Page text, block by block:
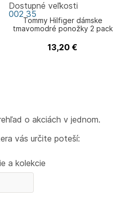
Tommy Hilfiger dámske
tmavomodré ponožky 2 pack
Tommy Hilfiger
13,20 €
Dostupné veľkosti
002 35
o akciách v jednom.
vás určite poteší:
a kolekcie